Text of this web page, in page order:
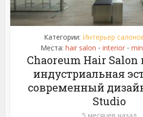
Категории: Интерьер
Места: hair salon • interior •
Chaoreum Hair Salon
индустриальная
современный
Studio
5 месяцев назад